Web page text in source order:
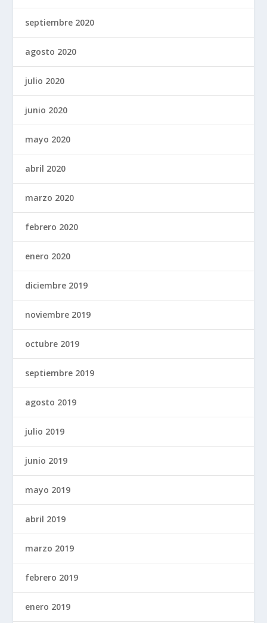
septiembre 2020
agosto 2020
julio 2020
junio 2020
mayo 2020
abril 2020
marzo 2020
febrero 2020
enero 2020
diciembre 2019
noviembre 2019
octubre 2019
septiembre 2019
agosto 2019
julio 2019
junio 2019
mayo 2019
abril 2019
marzo 2019
febrero 2019
enero 2019